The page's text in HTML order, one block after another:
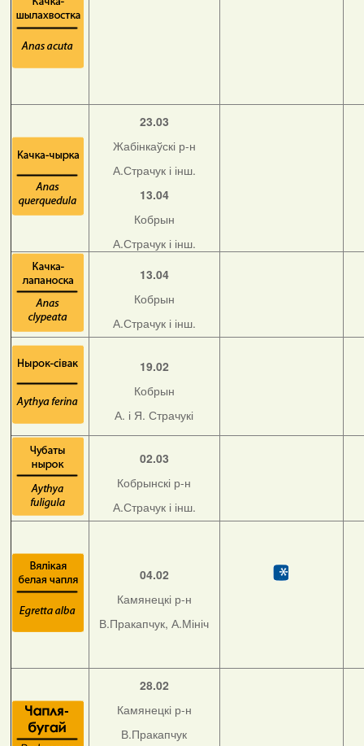
23.03
Жабінкаўскі р-н
А.Страчук і інш.
13.04
Кобрын
А.Страчук і інш.
13.04
Кобрын
А.Страчук і інш.
19.02
Кобрын
А. і Я. Страчукі
02.03
Кобрынскі р-н
А.Страчук і інш.
04.02
Камянецкі р-н
В.Пракапчук, А.Мініч
28.02
Камянецкі р-н
В.Пракапчук